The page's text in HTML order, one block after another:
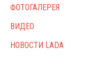
ФОТОГАЛЕРЕЯ
ВИДЕО
НОВОСТИ LADA